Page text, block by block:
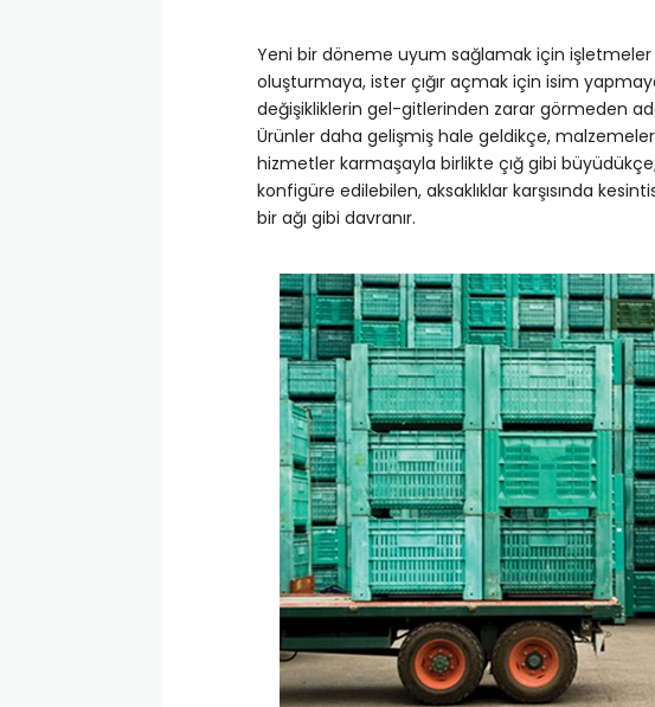
Yeni bir döneme uyum sağlamak için
oluşturmaya, ister çığır açmak için isim
değişikliklerin gel-gitlerinden zarar görmeden
Ürünler daha gelişmiş hale geldikçe,
hizmetler karmaşayla birlikte çığ gibi
konfigüre edilebilen, aksaklıklar karşısında
bir ağı gibi davranır.